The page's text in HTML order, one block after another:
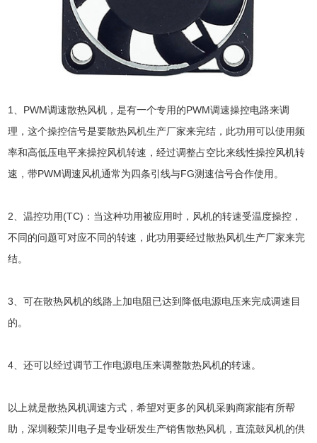
1、PWM调速散热风机，是有一个专用的PWM调速操控电路来调
理，这个操控信号是要散热风机生产厂家来完结，此功用可以使用频
率和高低压电平来操控风机转速，经过调整占空比来线性操控风机转
速，带PWM调速风机通常为四条引线与FG测速信号合作使用。
2、温控功用(TC)：当这种功用被应用时，风机的转速受温度操控，
不同的问题可对应不同的转速，此功用要经过散热风机生产厂家来完
结。
3、可在散热风机的线路上加电阻已达到降低电源电压来完成调速目
的。
4、还可以经过调节工作电源电压来调整散热风机的转速。
以上就是散热风机调速方式，希望对更多的风机采购商家能有所帮
助，深圳毅荣川电子是专业研发生产销售散热风机 ，直流鼓风机的供